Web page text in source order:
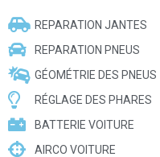
REPARATION JANTES
REPARATION PNEUS
GÉOMÉTRIE DES PNEUS
RÉGLAGE DES PHARES
BATTERIE VOITURE
AIRCO VOITURE